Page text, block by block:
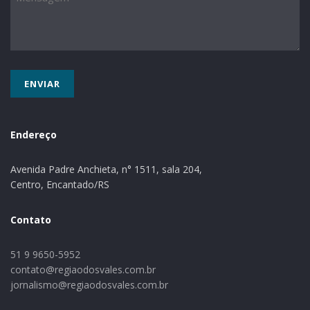
Endereço
Avenida Padre Anchieta, n° 1511, sala 204,
Centro, Encantado/RS
Contato
51 9 9650-5952
contato@regiaodosvales.com.br
jornalismo@regiaodosvales.com.br